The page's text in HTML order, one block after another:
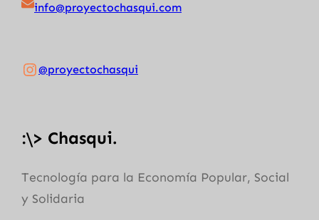
info@proyectochasqui.com
Instagram@proyectochasqui
:\> Chasqui.
Tecnología para la Economía Popular, Social
y Solidaria